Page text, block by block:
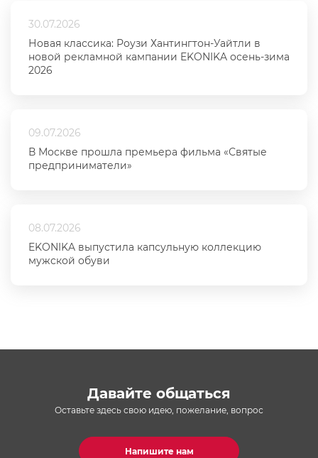
30.07.2026
Новая классика: Роузи Хантингтон-Уайтли в
новой рекламной кампании EKONIKA осень-зима
2026
09.07.2026
В Москве прошла премьера фильма «Святые
предприниматели»
08.07.2026
EKONIKA выпустила капсульную коллекцию
мужской обуви
Давайте общаться
Оставьте здесь свою идею, пожелание, вопрос
Напишите нам